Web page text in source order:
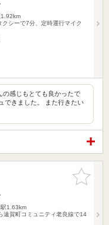
1.92km
シーで7分、定時運行マイク
の感じもとても良かったで
できました。 また行きたい
お気に入
りに追加
1.63km
遠賀町コミュニティ老良線で14